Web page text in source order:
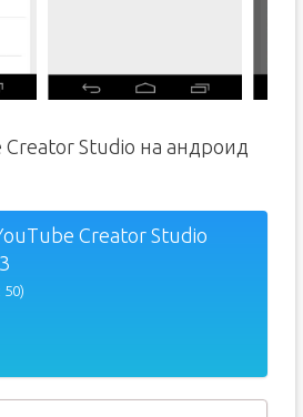
Creator Studio на андроид
Creator Studio
50)